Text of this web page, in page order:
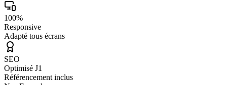
100%
Responsive
Adapté tous écrans
SEO
Optimisé J1
Référencement inclus